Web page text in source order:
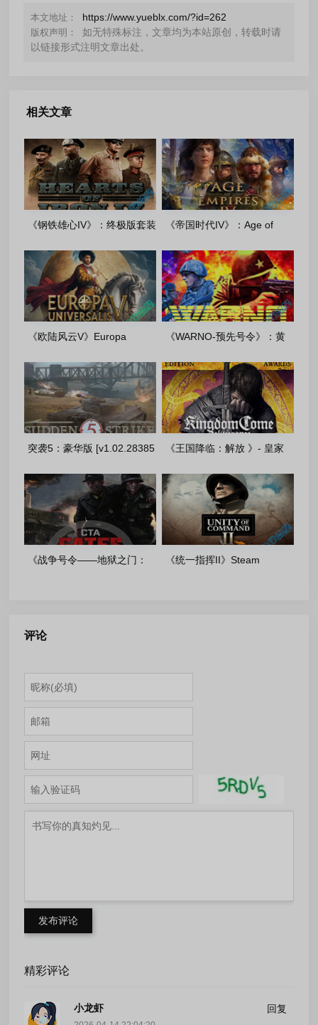
本文地址： https://www.yueblx.com/?id=262
版权声明：
如无特殊标注，文章均为本站原创，转载时请
以链接形式注明文章出处。
相关文章
《钢铁雄心IV》：终极版套装
置版(2026.06.20)
《帝国时代IV》：Age of
DLCs 周年纪念版
《欧陆风云V》Europa
(2026.05.08)重制高级版
《WARNO-预先号令》：黄
多语言重制版
突袭5：豪华版 [v1.02.28385
《王国降临：解放 》- 皇家
(2026.03.02)多语言重置版
《战争号令——地狱之门：
《统一指挥II》Steam
评论
发布评论
精彩评论
小龙虾 回复